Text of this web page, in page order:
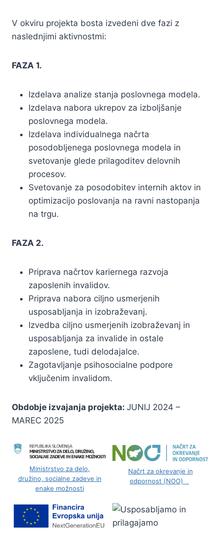
V okviru projekta bosta izvedeni dve fazi z
naslednjimi aktivnostmi:
FAZA 1.
Izdelava analize stanja poslovnega modela.
Izdelava nabora ukrepov za izboljšanje
poslovnega modela.
Izdelava individualnega načrta
posodobljenega poslovnega modela in
svetovanje glede prilagoditev delovnih
procesov.
Svetovanje za posodobitev internih aktov in
optimizacijo poslovanja na ravni nastopanja
na trgu.
FAZA 2.
Priprava načrtov kariernega razvoja
zaposlenih invalidov.
Priprava nabora ciljno usmerjenih
usposabljanja in izobraževanj.
Izvedba ciljno usmerjenih izobraževanj in
usposabljanja za invalide in ostale
zaposlene, tudi delodajalce.
Zagotavljanje psihosocialne podpore
vključenim invalidom.
Obdobje izvajanja projekta: JUNIJ 2024 –
MAREC 2025
Ministrstvo za delo,
družino, socialne zadeve in
enake možnosti
Načrt za okrevanje in
odpornost (NOO)